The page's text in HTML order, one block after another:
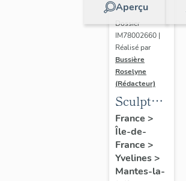
Aperçu
Dossier
IM78002660 |
Réalisé par
Bussière
Roselyne
(Rédacteur)
Sculpture
: la
Ronde
France >
Île-de-
France >
Yvelines>
Mantes-la-